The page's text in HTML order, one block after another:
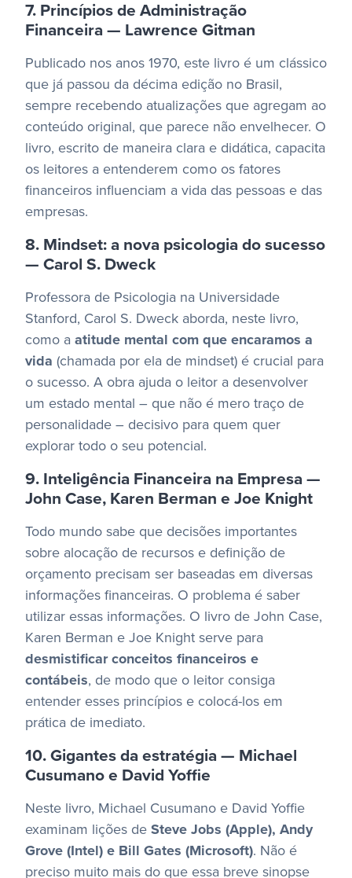
7. Princípios de Administração
Financeira — Lawrence Gitman
Publicado nos anos 1970, este livro é um clássico
que já passou da décima edição no Brasil,
sempre recebendo atualizações que agregam ao
conteúdo original, que parece não envelhecer. O
livro, escrito de maneira clara e didática, capacita
os leitores a entenderem como os fatores
financeiros influenciam a vida das pessoas e das
empresas.
8. Mindset: a nova psicologia do sucesso
— Carol S. Dweck
Professora de Psicologia na Universidade
Stanford, Carol S. Dweck aborda, neste livro,
como a atitude mental com que encaramos a
vida (chamada por ela de mindset) é crucial para
o sucesso. A obra ajuda o leitor a desenvolver
um estado mental – que não é mero traço de
personalidade – decisivo para quem quer
explorar todo o seu potencial.
9. Inteligência Financeira na Empresa —
John Case, Karen Berman e Joe Knight
Todo mundo sabe que decisões importantes
sobre alocação de recursos e definição de
orçamento precisam ser baseadas em diversas
informações financeiras. O problema é saber
utilizar essas informações. O livro de John Case,
Karen Berman e Joe Knight serve para
desmistificar conceitos financeiros e
contábeis, de modo que o leitor consiga
entender esses princípios e colocá-los em
prática de imediato.
10. Gigantes da estratégia — Michael
Cusumano e David Yoffie
Neste livro, Michael Cusumano e David Yoffie
examinam lições de Steve Jobs (Apple), Andy
Grove (Intel) e Bill Gates (Microsoft). Não é
preciso muito mais do que essa breve sinopse